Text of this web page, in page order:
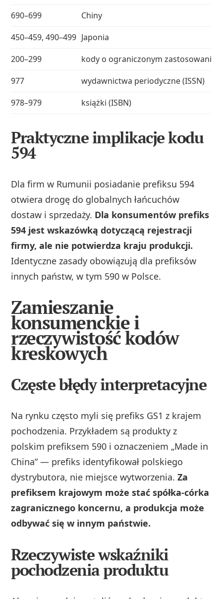
690–699
Chiny
450–459, 490–499 Japonia
200–299
kody o ograniczonym zastosowaniu
977
wydawnictwa periodyczne (ISSN)
978–979
książki (ISBN)
Praktyczne implikacje kodu
594
Dla firm w Rumunii posiadanie prefiksu 594
otwiera drogę do globalnych łańcuchów
dostaw i sprzedaży. Dla konsumentów prefiks
594 jest wskazówką dotyczącą rejestracji
firmy, ale nie potwierdza kraju produkcji.
Identyczne zasady obowiązują dla prefiksów
innych państw, w tym 590 w Polsce.
Zamieszanie
konsumenckie i
rzeczywistość kodów
kreskowych
Częste błędy interpretacyjne
Na rynku często myli się prefiks GS1 z krajem
pochodzenia. Przykładem są produkty z
polskim prefiksem 590 i oznaczeniem „Made in
China” — prefiks identyfikował polskiego
dystrybutora, nie miejsce wytworzenia.Za
prefiksem krajowym może stać spółka-córka
zagranicznego koncernu, a produkcja może
odbywać się w innym państwie.
Rzeczywiste wskaźniki
pochodzenia produktu